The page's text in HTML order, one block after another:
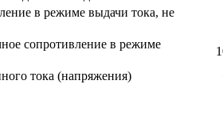
в режиме выдачи тока, не
сопротивление в режиме
тока (напряжения)